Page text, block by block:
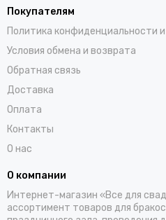
Покупателям
Политика конфиденциальности
Условия обмена и возврата
Обратная связь
Доставка
Оплата
Контакты
О нас
О компании
Интернет-магазин «Все для
ассортимент товаров для